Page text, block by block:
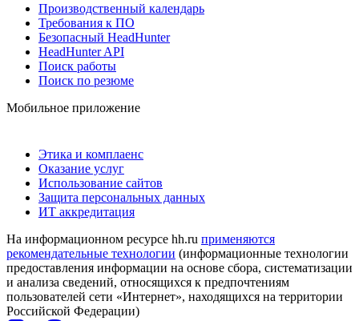
Производственный календарь
Требования к ПО
Безопасный HeadHunter
HeadHunter API
Поиск работы
Поиск по резюме
Мобильное приложение
Этика и комплаенс
Оказание услуг
Использование сайтов
Защита персональных данных
ИТ аккредитация
На информационном ресурсе hh.ru применяются
рекомендательные технологии (информационные технологии
предоставления информации на основе сбора, систематизации
и анализа сведений, относящихся к предпочтениям
пользователей сети «Интернет», находящихся на территории
Российской Федерации)